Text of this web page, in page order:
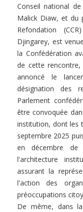
Conseil national
Malick Diaw, et du
Refondation
Djingarey, est
la Confédération
de cette rencontre,
annoncé le
désignation des
Parlement
être convoquée
institution, dont les
septembre 2025
en décembre
l'architecture
assurant la
l'action des
préoccupations
De même, dans